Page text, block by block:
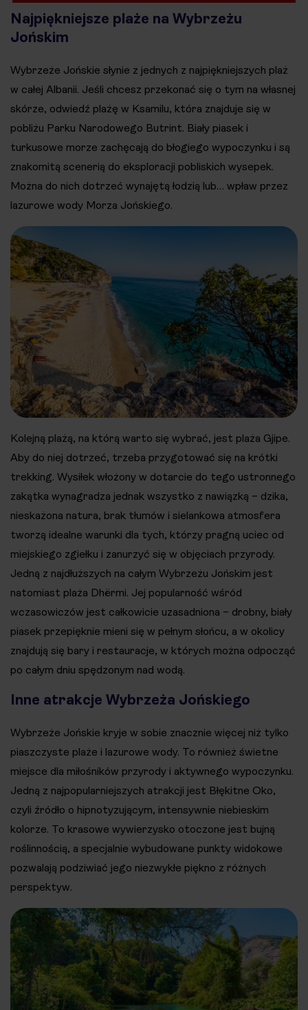
Najpiękniejsze plaże na Wybrzeżu
Jońskim
Wybrzeże Jońskie słynie z jednych z najpiękniejszych plaż
w całej Albanii. Jeśli chcesz przekonać się o tym na własnej
skórze, odwiedź plażę w Ksamilu, która znajduje się w
pobliżu Parku Narodowego Butrint. Biały piasek i
turkusowe morze zachęcają do błogiego wypoczynku i są
znakomitą scenerią do eksploracji pobliskich wysepek.
Można do nich dotrzeć wynajętą łodzią lub… wpław przez
lazurowe wody Morza Jońskiego.
Kolejną plażą, na którą warto się wybrać, jest plaża Gjipe.
Aby do niej dotrzeć, trzeba przygotować się na krótki
trekking. Wysiłek włożony w dotarcie do tego ustronnego
zakątka wynagradza jednak wszystko z nawiązką – dzika,
nieskażona natura, brak tłumów i sielankowa atmosfera
tworzą idealne warunki dla tych, którzy pragną uciec od
miejskiego zgiełku i zanurzyć się w objęciach przyrody.
Jedną z najdłuższych na całym Wybrzeżu Jońskim jest
natomiast plaża Dhërmi. Jej popularność wśród
wczasowiczów jest całkowicie uzasadniona – drobny, biały
piasek przepięknie mieni się w pełnym słońcu, a w okolicy
znajdują się bary i restauracje, w których można odpocząć
po całym dniu spędzonym nad wodą.
Inne atrakcje Wybrzeża Jońskiego
Wybrzeże Jońskie kryje w sobie znacznie więcej niż tylko
piaszczyste plaże i lazurowe wody. To również świetne
miejsce dla miłośników przyrody i aktywnego wypoczynku.
Jedną z najpopularniejszych atrakcji jest Błękitne Oko,
czyli źródło o hipnotyzującym, intensywnie niebieskim
kolorze. To krasowe wywierzysko otoczone jest bujną
roślinnością, a specjalnie wybudowane punkty widokowe
pozwalają podziwiać jego niezwykłe piękno z różnych
perspektyw.